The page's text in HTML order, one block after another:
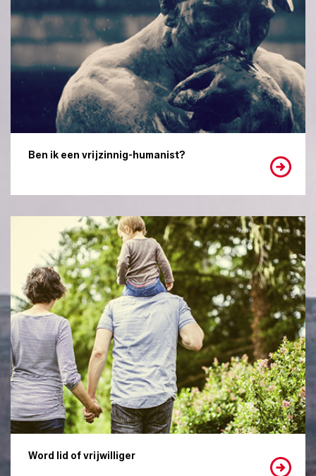
Ben ik een vrijzinnig-humanist?
Word lid of vrijwilliger